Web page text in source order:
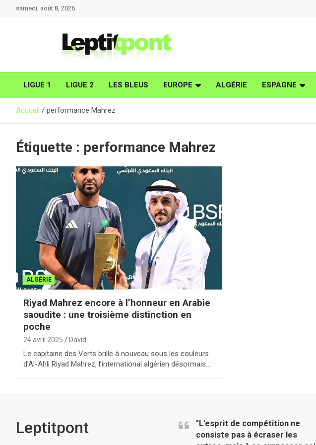
samedi, août 8, 2026
LIGUE 1 LIGUE 2 LES BLEUS EUROPE ALGÉRIE ESPAGNE
Accueil performance Mahrez
Étiquette : performance Mahrez
ALGÉRIE
Riyad Mahrez encore à l’honneur en Arabie
saoudite : une troisième distinction en
poche
24 avril 2025 David
Le capitaine des Verts brille à nouveau sous les couleurs
d’Al-Ahli Riyad Mahrez, l’international algérien désormais…
Leptitpont
"L'esprit de compétition ne
consiste pas à écraser les